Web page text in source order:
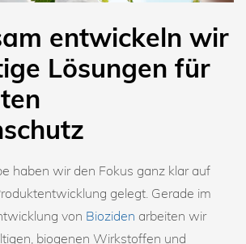
entwickeln wir
Lösungen für
haben wir den Fokus ganz klar auf
gelegt. Gerade im
von Bioziden arbeiten wir
biogenen Wirkstoffen und